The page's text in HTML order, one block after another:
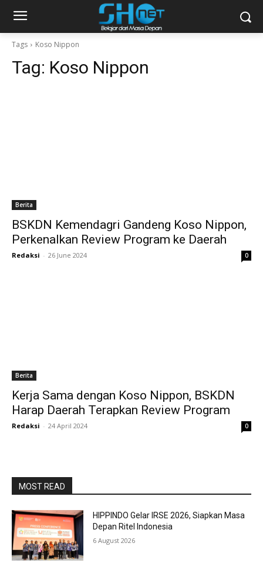
Tags Koso Nippon
Tag: Koso Nippon
Berita
BSKDN Kemendagri Gandeng Koso Nippon,
Perkenalkan Review Program ke Daerah
Redaksi - 26 June 2024 0
Berita
Kerja Sama dengan Koso Nippon, BSKDN
Harap Daerah Terapkan Review Program
Redaksi - 24 April 2024 0
MOST READ
HIPPINDO Gelar IRSE 2026, Siapkan Masa
Depan Ritel Indonesia
6 August 2026